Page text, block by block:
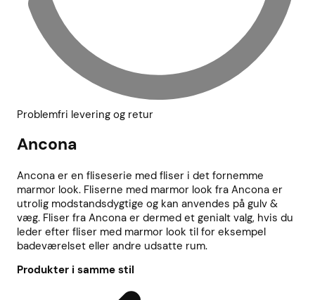
Problemfri levering og retur
Ancona
Ancona er en fliseserie med fliser i det fornemme
marmor look. Fliserne med marmor look fra Ancona er
utrolig modstandsdygtige og kan anvendes på gulv &
væg. Fliser fra Ancona er dermed et genialt valg, hvis du
leder efter fliser med marmor look til for eksempel
badeværelset eller andre udsatte rum.
Produkter i samme stil